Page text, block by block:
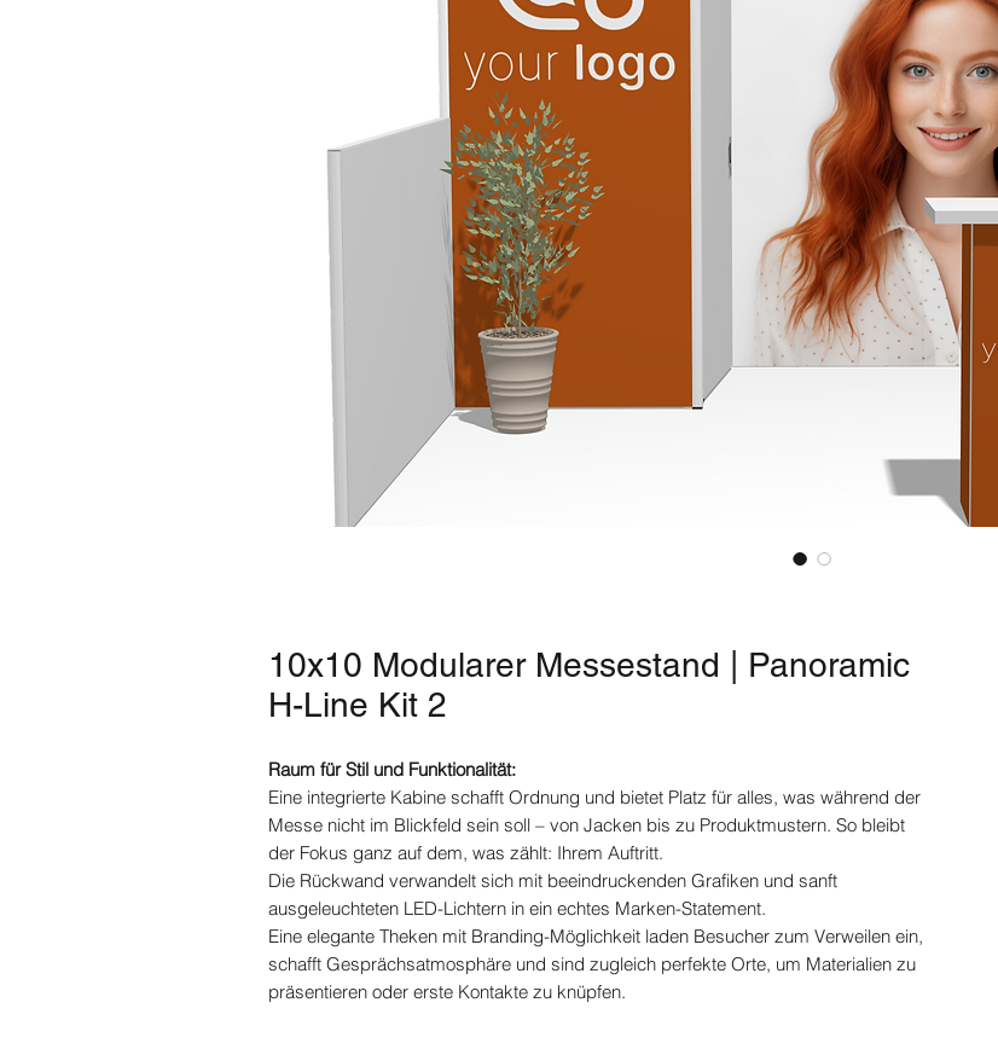
10x10 Modularer Messestand | Panoramic
H-Line Kit 2
Raum für Stil und Funktionalität:
Eine integrierte Kabine schafft Ordnung und bietet Platz für alles, was während der
Messe nicht im Blickfeld sein soll – von Jacken bis zu Produktmustern. So bleibt
der Fokus ganz auf dem, was zählt: Ihrem Auftritt.
Die Rückwand verwandelt sich mit beeindruckenden Grafiken und sanft
ausgeleuchteten LED-Lichtern in ein echtes Marken-Statement.
Eine elegante Theken mit Branding-Möglichkeit laden Besucher zum Verweilen ein,
schafft Gesprächsatmosphäre und sind zugleich perfekte Orte, um Materialien zu
präsentieren oder erste Kontakte zu knüpfen.